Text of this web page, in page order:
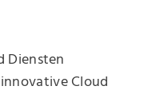
Diensten
Cloud